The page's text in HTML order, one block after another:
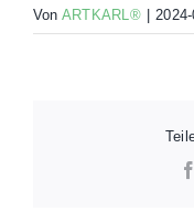
Von ARTKARL®